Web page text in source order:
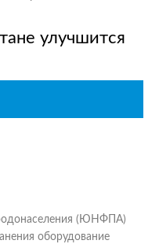
улучшится
(ЮНФПА)
оборудование